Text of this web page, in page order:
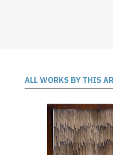
ALL WORKS BY THIS